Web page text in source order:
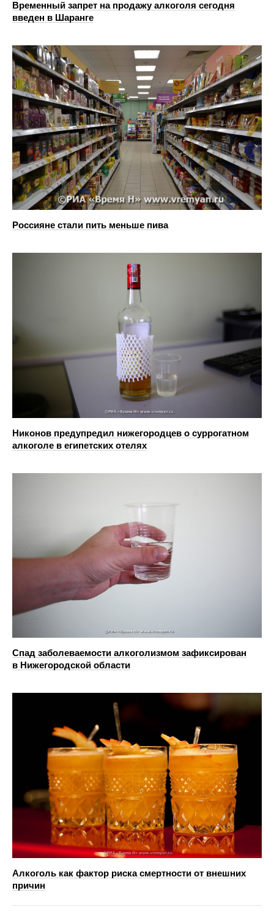
Временный запрет на продажу алкоголя сегодня
введен в Шаранге
Россияне стали пить меньше пива
Никонов предупредил нижегородцев о суррогатном
алкоголе в египетских отелях
Спад заболеваемости алкоголизмом зафиксирован
в Нижегородской области
Алкоголь как фактор риска смертности от внешних
причин